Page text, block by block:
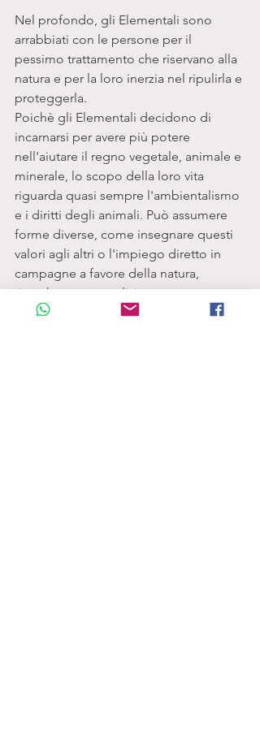
Nel profondo, gli Elementali sono
arrabbiati con le persone per il
pessimo trattamento che riservano alla
natura e per la loro inerzia nel ripulirla e
proteggerla.
Poichè gli Elementali decidono di
incarnarsi per avere più potere
nell'aiutare il regno vegetale, animale e
minerale, lo scopo della loro vita
riguarda quasi sempre l'ambientalismo
e i diritti degli animali. Può assumere
forme diverse, come insegnare questi
valori agli altri o l'impiego diretto in
campagne a favore della natura,
ricerche, cura o pulizia.
In effetti, al fine di dare un senso alla